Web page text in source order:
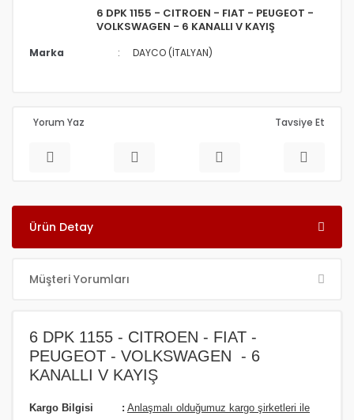
6 DPK 1155 - CITROEN - FIAT - PEUGEOT -
VOLKSWAGEN - 6 KANALLI V KAYIŞ
Marka DAYCO (İTALYAN)
Yorum Yaz Tavsiye Et
Ürün Detay
Müşteri Yorumları
6 DPK 1155 - CITROEN - FIAT -
PEUGEOT - VOLKSWAGEN - 6
KANALLI V KAYIŞ
Kargo Bilgisi : Anlaşmalı olduğumuz kargo şirketleri ile